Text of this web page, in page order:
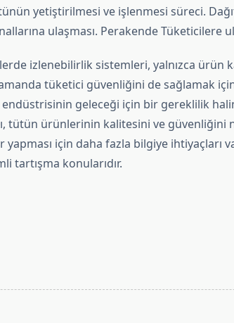
yetiştirilmesi ve işlenmesi süreci.
ulaşması. Perakende Tüketicilere
izlenebilirlik sistemleri, yalnızca ürün
tüketici güvenliğini de sağlamak
geleceği için bir gereklilik
tütün ürünlerinin kalitesini ve güvenliğini
için daha fazla bilgiye ihtiyaçları
tartışma konularıdır.